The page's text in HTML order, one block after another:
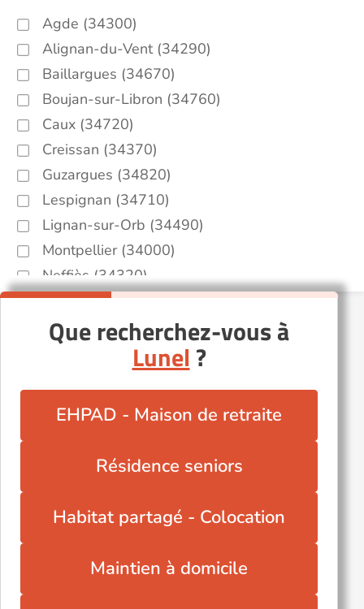
Agde (34300)
Alignan-du-Vent (34290)
Baillargues (34670)
Boujan-sur-Libron (34760)
Caux (34720)
Creissan (34370)
Guzargues (34820)
Lespignan (34710)
Lignan-sur-Orb (34490)
Montpellier (34000)
Neffiès (34320)
Popian (34230)
Pérols (34470)
Roquebrun (34460)
Saint-Chinian (34360)
Sète (34200)
Villespassans (34360)
Que recherchez-vous à
Lunel ?
EHPAD - Maison de retraite
Résidence seniors
Habitat partagé - Colocation
Maintien à domicile